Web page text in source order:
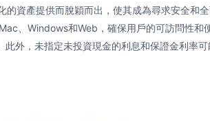
產提供而脫穎而出，使其成為尋求安全和全
、Windows和Web，確保用戶的可訪問性和
外，未指定未投資現金的利息和保證金利率